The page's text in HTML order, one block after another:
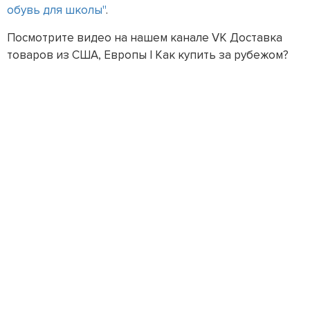
обувь для школы".
Посмотрите видео на нашем канале VK Доставка
товаров из США, Европы | Как купить за рубежом?